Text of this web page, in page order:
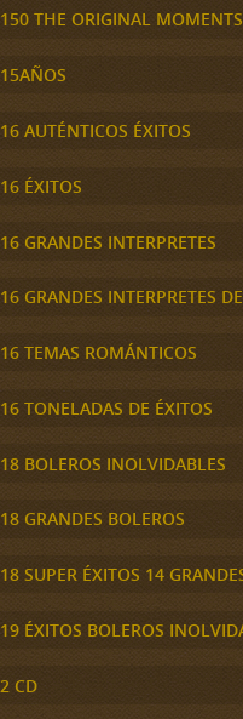
150 THE ORIGINAL
15AÑOS
16 AUTÉNTICOS ÉXITOS
16 ÉXITOS
16 GRANDES INTERPRETES
16 GRANDES INTERPRETES
16 TEMAS ROMÁNTICOS
16 TONELADAS DE ÉXITOS
18 BOLEROS INOLVIDABLES
18 GRANDES BOLEROS
18 SUPER ÉXITOS 14
19 ÉXITOS BOLEROS
2 CD